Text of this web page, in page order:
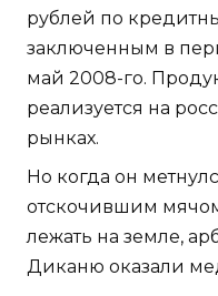
рублей по
заключенным в
май 2008-го.
реализуется на
рынках.
Но когда он
отскочившим
лежать на земле,
Диканю оказали